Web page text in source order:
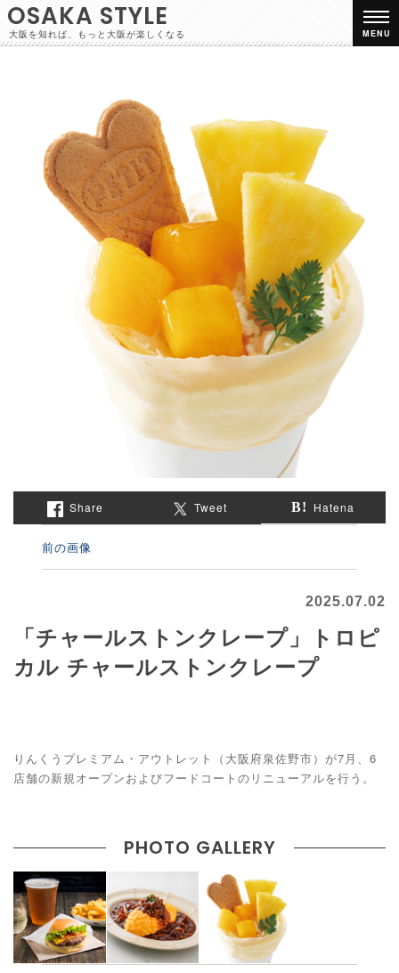
OSAKA STYLE
大阪を知れば、もっと大阪が楽しくなる MENU
Share Tweet Hatena
前の画像
2025.07.02
「チャールストンクレープ」トロピ
カル チャールストンクレープ
りんくうプレミアム・アウトレット（大阪府泉佐野市）が7月、6
店舗の新規オープンおよびフードコートのリニューアルを行う。
PHOTO GALLERY